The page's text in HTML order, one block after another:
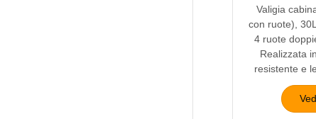
Valigia
con ruote),
4 ruote
Realizzata
resistente e